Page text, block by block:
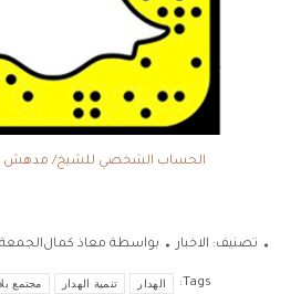
الحساب الشخصي للشيخ/ مدهش
تصنيف: الاخبار بواسطة معاذ كمالالجمعة 22 صفر 1442هـ 9-10-2020م
Tags: الهدار تنمية الهدار مجتمع